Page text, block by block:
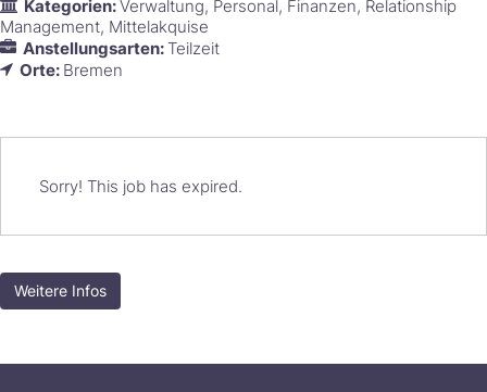
Kategorien:Verwaltung Personal Finanzen Relationship
Management Mittelakquise
Anstellungsarten:Teilzeit
Orte: Bremen
Sorry! This job has expired.
Weitere Infos